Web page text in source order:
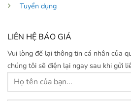
Tuyển dụng
LIÊN HỆ BÁO GIÁ
Vui lòng để lại thông tin cá nhân của
chúng tôi sẽ điện lại ngay sau khi gửi